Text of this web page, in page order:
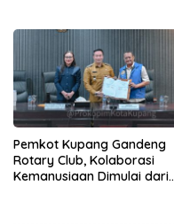
Pemkot Kupang Gandeng
Rotary Club, Kolaborasi
Kemanusiaan Dimulai dari